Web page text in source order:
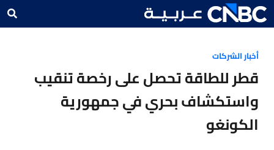
أخبار الشركات
قطر للطاقة تحصل على رخصة تنقيب
واستكشاف بحري في جمهورية
الكونغو